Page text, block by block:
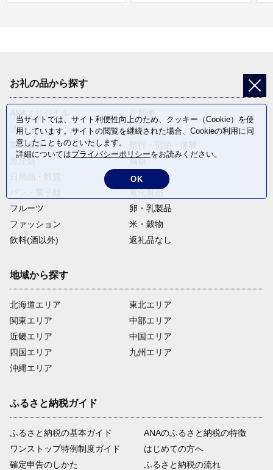
お礼の品から探す
酒
肉類
加工食品
魚介類
麺類
野菜
電化製品
フルーツ
卵・乳製品
ファッション
米・穀物
飲料(酒以外)
返礼品なし
地域から探す
北海道エリア
関東エリア
近畿エリア
四国エリア
沖縄エリア
東北エリア
中部エリア
中国エリア
九州エリア
ふるさと納税ガイド
ふるさと納税の基本ガイド
ワンストップ特例制度ガイド
確定申告のしかた
ANAのふるさと納税の特徴
はじめての方へ
ふるさと納税の流れ
当サイトでは、サイト利便性向上のため、クッキー（Cookie）を使
用しています。サイトの閲覧を継続された場合、Cookieの利用に同
意したことものといたします。
詳細についてはプライバシーポリシーをお読みください。
OK